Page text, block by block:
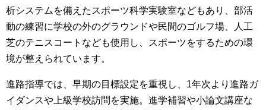
析システムを備えたスポーツ科学実験室などもあり、部活
動の練習に学校の外のグラウンドや民間のゴルフ場、人工
芝のテニスコートなども使用し、スポーツをするための環
境が整えられています。
進路指導では、早期の目標設定を重視し、1年次より進路ガ
イダンスや上級学校訪問を実施。進学補習や小論文講座な